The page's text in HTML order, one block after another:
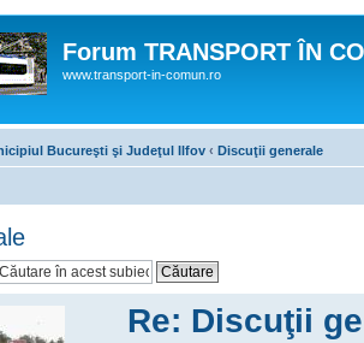
Forum TRANSPORT ÎN
www.transport-in-comun.ro
Bucureşti şi Judeţul Ilfov ‹ Discuţii generale
Re: Discuţii